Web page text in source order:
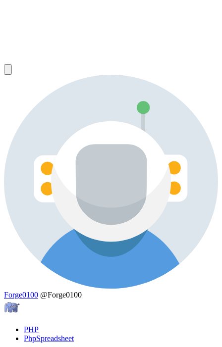
Forge0100 @Forge0100
PHP
PhpSpreadsheet